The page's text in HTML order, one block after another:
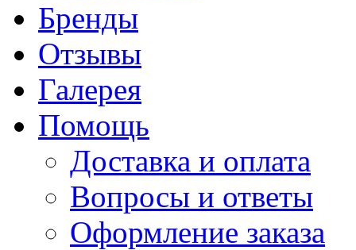
Бренды
Отзывы
Галерея
Помощь
Доставка и оплата
Вопросы и ответы
Оформление заказа